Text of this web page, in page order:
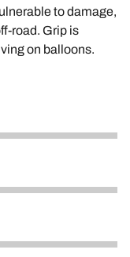
to damage,
road. Grip is
on balloons.